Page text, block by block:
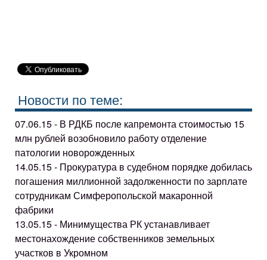
Новости по теме:
07.06.15 - В РДКБ после капремонта стоимостью 15
млн рублей возобновило работу отделение
патологии новорожденных
14.05.15 - Прокуратура в судебном порядке добилась
погашения миллионной задолженности по зарплате
сотрудникам Симферопольской макаронной
фабрики
13.05.15 - Минимущества РК устанавливает
местонахождение собственников земельных
участков в Укромном